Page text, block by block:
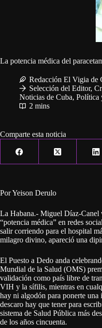
La potencia médica del
Redacción El Vigia de
Selección del Editor,
Noticias de Cuba, Política
2 mins
Comparte esta noticia
Por Yeison Derulo
La Habana.- Miguel Díaz-Canel
“potencia médica” en redes
salir corriendo para el hospital
milagro divino, apareció una
El Puesto a Dedo anda
Mundial de la Salud (OMS)
validación como país libre de
VIH y la sífilis, mientras en
hay ni algodón para ponerte una
descaro hay que tener para
sistema de Salud Pública más
de los años cincuenta.